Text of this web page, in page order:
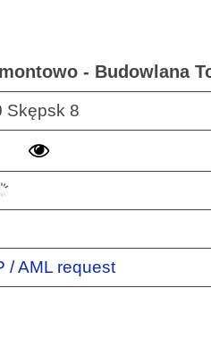
- Budowlana
Skępsk 8
/ AML request